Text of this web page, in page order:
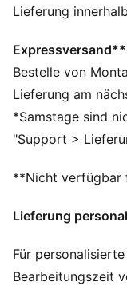
Action.
dryCELL:
Schweiß weg von
Training
Aus 100 %
ausgenommen
DETAILS
Hauptmaterial:
Lange Ärmel
Länge: Regulär
Club und PUMA
Lieferung
Expressversand**
Bestelle von
Lieferung am
*Samstage sind
"Support >
**Nicht verfügbar
Lieferung
Für
Bearbeitungszeit